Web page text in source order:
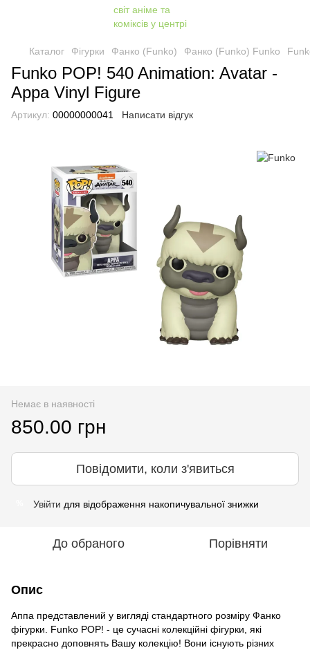
Каталог Фігурки Фанко (Funko) Фанко (Funko) Funko
Funko POP! 540 Animation: Avatar -
Appa Vinyl Figure
Артикул: 00000000041 Написати відгук
Немає в наявності
850.00 грн
Повідомити, коли з'явиться
Увійти для відображення накопичувальної знижки
До обраного Порівняти
Опис
Аппа представлений у вигляді стандартного розміру Фанко
фігурки. Funko POP! - це сучасні колекційні фігурки, які
прекрасно доповнять Вашу колекцію! Вони існують різних